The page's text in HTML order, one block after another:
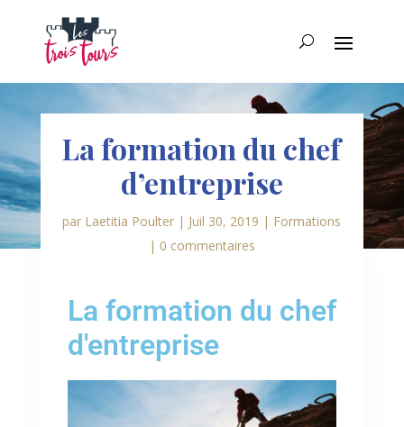
La formation du chef
d’entreprise
par Laetitia Poulter | Juil 30, 2019 | Formations
| 0 commentaires
La formation du chef
d'entreprise